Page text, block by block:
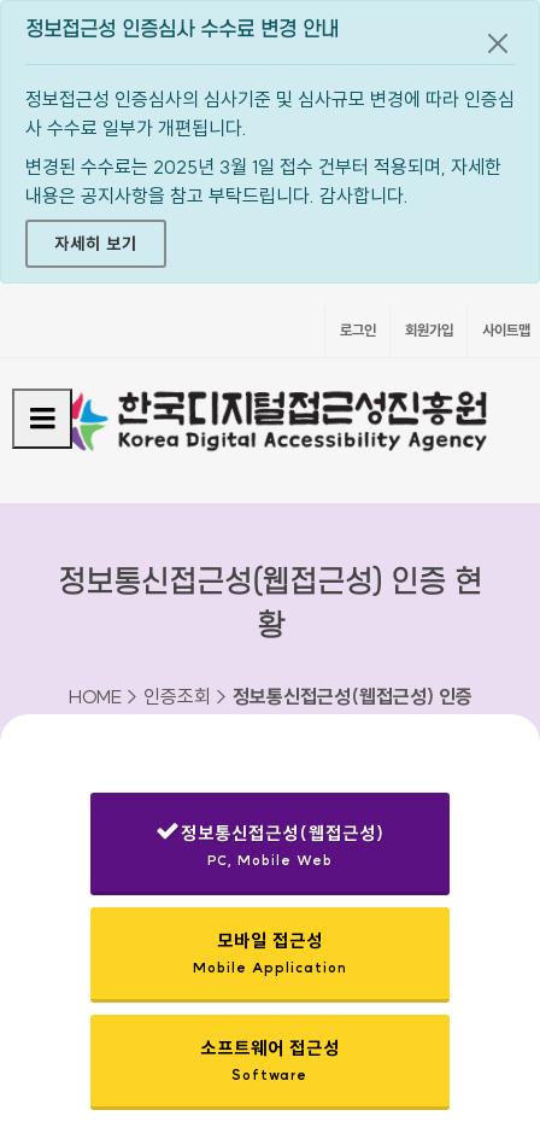
정보접근성 인증심사 수수료 변경 안내
정보접근성 인증심사의 심사기준 및 심사규모 변경에 따라 인증심
사 수수료 일부가 개편됩니다.
변경된 수수료는 2025년 3월 1일 접수 건부터 적용되며, 자세한
내용은 공지사항을 참고 부탁드립니다. 감사합니다.
자세히 보기
공지
로그인 회원가입 사이트맵
정보통신접근성(웹접근성) 인증 현
황
HOME > 인증조회 > 정보통신접근성(웹접근성) 인증
정보통신접근성(웹접근성)
PC, Mobile Web
모바일 접근성
Mobile Application
소프트웨어 접근성
Software